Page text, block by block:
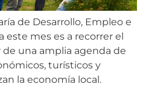
de Desarrollo, Empleo e
este mes es a recorrer el
una amplia agenda de
turísticos y
la economía local.